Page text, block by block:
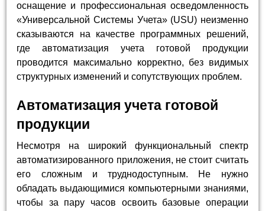
оснащение и профессиональная осведомленность
«Универсальной Системы Учета» (USU) неизменно
сказываются на качестве программных решений,
где автоматизация учета готовой продукции
проводится максимально корректно, без видимых
структурных изменений и сопутствующих проблем.
Автоматизация учета готовой
продукции
Несмотря на широкий функциональный спектр
автоматизированного приложения, не стоит считать
его сложным и труднодоступным. Не нужно
обладать выдающимися компьютерными знаниями,
чтобы за пару часов освоить базовые операции